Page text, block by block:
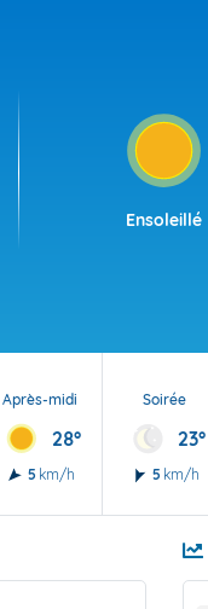
Ensoleillé
Après-midi
28°
5 km/h
Soirée
23°
5 km/h